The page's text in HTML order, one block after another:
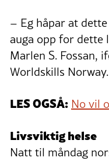
– Eg håpar at
auga opp for dette
Marlen S. Fossan,
Worldskills Norway.
LES OGSÅ: No vil
Livsviktig helse
Natt til måndag